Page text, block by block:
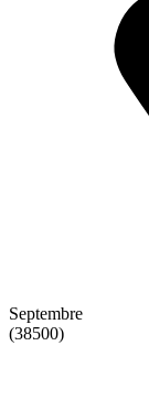
Septembre
(38500)